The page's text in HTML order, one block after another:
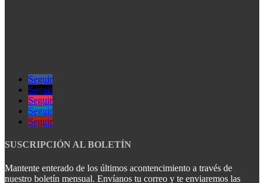
Seguir
Seguir
Seguir
Seguir
Seguir
SUSCRIPCIÓN AL BOLETÍN
Mantente enterado de los últimos acontencimiento a través de
nuestro boletín mensual. Envíanos tu correo y te enviaremos las